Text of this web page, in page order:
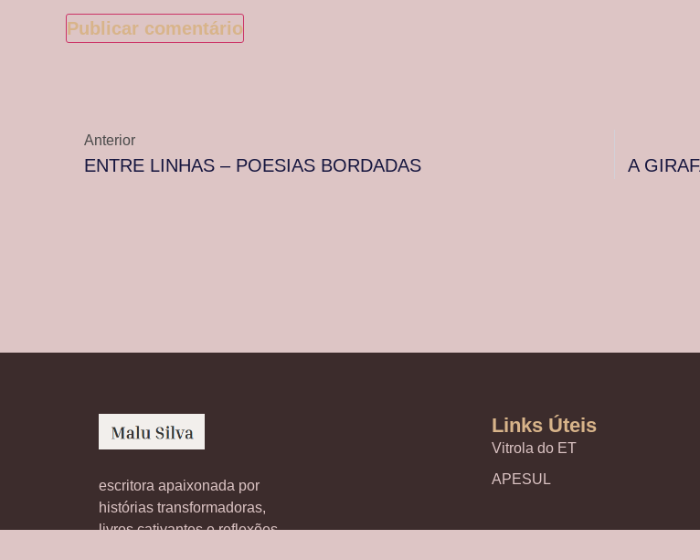
Anterior
ENTRE LINHAS – POESIAS BORDADAS A
escritora apaixonada por
histórias transformadoras,
livros cativantes e reflexões
Links Úteis
Vitrola do ET
APESUL